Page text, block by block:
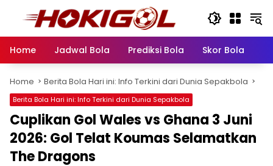
Home
Jadwal Bola Prediksi Bola Skor Bola
Home Berita Bola Hari ini: Info Terkini dari Dunia Sepakbola
Berita Bola Hari ini: Info Terkini dari Dunia Sepakbola
Cuplikan Gol Wales vs Ghana 3 Juni
2026: Gol Telat Koumas Selamatkan
The Dragons